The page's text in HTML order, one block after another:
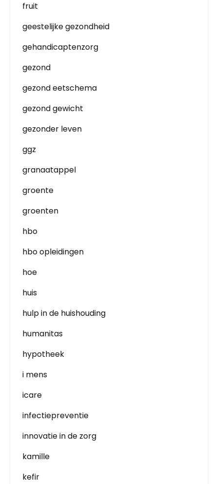
fruit
geestelijke gezondheid
gehandicaptenzorg
gezond
gezond eetschema
gezond gewicht
gezonder leven
ggz
granaatappel
groente
groenten
hbo
hbo opleidingen
hoe
huis
hulp in de huishouding
humanitas
hypotheek
i mens
icare
infectiepreventie
innovatie in de zorg
kamille
kefir